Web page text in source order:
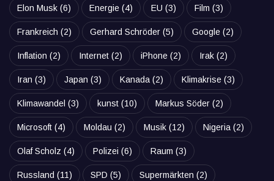
Elon Musk (6) Energie (4) EU (3) Film (3)
Frankreich (2) Gerhard Schröder (5) Google (2)
Inflation (2) Internet (2) iPhone (2) Irak (2)
Iran (3) Japan (3) Kanada(2) Klimakrise (3)
Klimawandel (3) kunst (10) Markus Söder (2)
Microsoft (4) Moldau (2) Musik (12) Nigeria(2)
Olaf Scholz (4) Polizei (6) Raum (3)
Russland (11) SPD (5) Supermärkten (2)